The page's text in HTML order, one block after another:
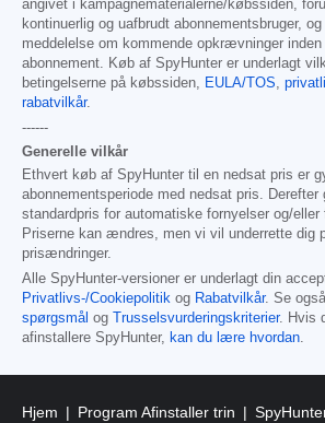
angivet i kampagnematerialerne/købssiden,
kontinuerlig og uafbrudt abonnementsbruger,
meddelelse om kommende opkrævninger
abonnement. Køb af SpyHunter er underlagt
betingelserne på købssiden, EULA/TOS,
rabatvilkår.
------
Generelle vilkår
Ethvert køb af SpyHunter til en nedsat pris er
abonnementsperiode med nedsat pris.
standardpris for automatiske fornyelser og/eller
Priserne kan ændres, men vi vil underrette dig
prisændringer.
Alle SpyHunter-versioner er underlagt din
Privatlivs-/Cookiepolitik og Rabatvilkår. Se
spørgsmål og Trusselsvurderingskriterier. Hvis
afinstallere SpyHunter, kan du lære hvordan.
Hjem Program Afinstaller trin